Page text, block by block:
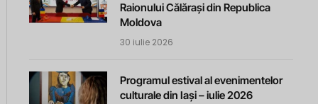
Raionului Călărași din Republica
Moldova
30 iulie 2026
Programul estival al evenimentelor
culturale din Iași – iulie 2026